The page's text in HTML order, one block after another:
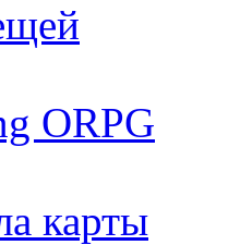
ORPG
карты